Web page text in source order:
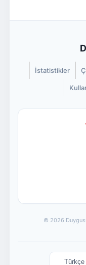
İstatistikler
© 2026